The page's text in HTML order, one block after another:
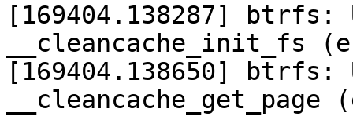
[169404.138287] btrfs:
__cleancache_init_fs
[169404.138650] btrfs: